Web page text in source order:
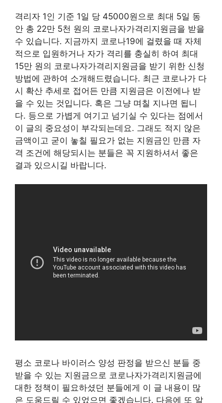
격리자 1인 기준 1일 당 45000원으로 최대 5일 동
안 총 22만 5천 원의 코로나자가격리지원금을 받을
수 있습니다. 지금까지 코로나19에 걸렸을 때 자체
적으로 입원하거나 자가 격리를 충실히 하여 최대
15만 원의 코로나자가격리지원금을 받기 위한 신청
방법에 관하여 소개해드렸습니다. 최근 코로나가 다
시 확산 추세로 접어든 만큼 지원금은 이전에나 받
을 수 있는 것입니다. 혹은 그냥 며칠 지나면 됩니
다. 등으로 가볍게 여기고 넘기실 수 있다는 점에서
이 글의 중요성이 부각되는데요. 그래도 적지 않은
금액이고 굳이 놓칠 필요가 없는 지원금인 만큼 자
격 조건에 해당되시는 분들은 꼭 지원하셔서 좋은
결과 있으시길 바랍니다.
평소 코로나 바이러스 양성 판정을 받으신 분들 중
받을 수 있는 지원금으로 코로나자가격리지원금에
대한 정책이 필요하셨던 분들에게 이 글 내용이 많
은 도움드릴 수 있었으면 좋겠습니다. 다음에 또 알